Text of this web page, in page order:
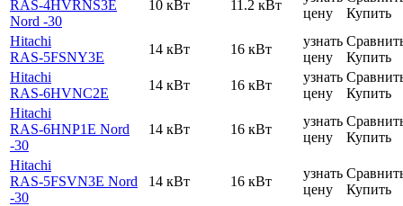
RAS-4HVRNS3E
Nord -30
10 кВт 11.2 кВт
цену
Купить
Hitachi
RAS-5FSNY3E
14 кВт 16 кВт
узнать
цену
Купить
Hitachi
RAS-6HVNC2E
14 кВт 16 кВт
узнать
цену
Купить
Hitachi
RAS-6HNP1E Nord
-30
14 кВт 16 кВт
узнать
цену
Купить
Hitachi
RAS-5FSVN3E Nord
-30
14 кВт 16 кВт
узнать
цену
Купить